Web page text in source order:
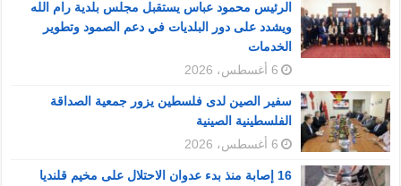
الرئيس محمود عباس يستقبل مجلس بلدية رام الله
ويشدد على دور البلديات في دعم الصمود وتطوير
الخدمات
6 أغسطس، 2026
سفير الصين لدى فلسطين يزور جمعية الصداقة
الفلسطينية الصينية
6 أغسطس، 2026
16 إصابة منذ بدء عدوان الاحتلال على مخيم قلنديا